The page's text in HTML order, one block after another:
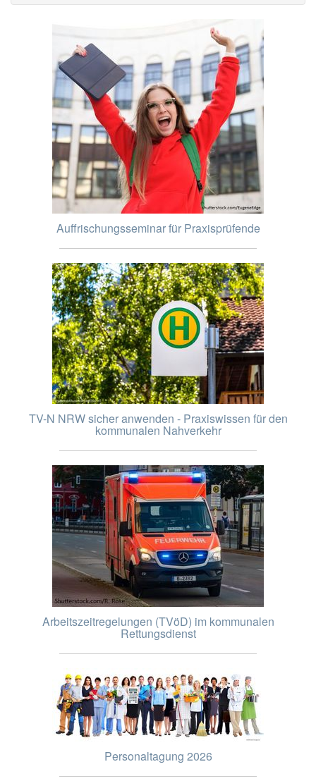
Auffrischungsseminar für Praxisprüfende
TV-N NRW sicher anwenden - Praxiswissen für den
kommunalen Nahverkehr
Arbeitszeitregelungen (TVöD) im kommunalen
Rettungsdienst
Personaltagung 2026